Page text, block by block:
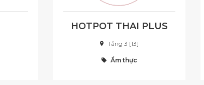
HOTPOT THAI PLUS
Tầng 3 [13]
Ẩm thực